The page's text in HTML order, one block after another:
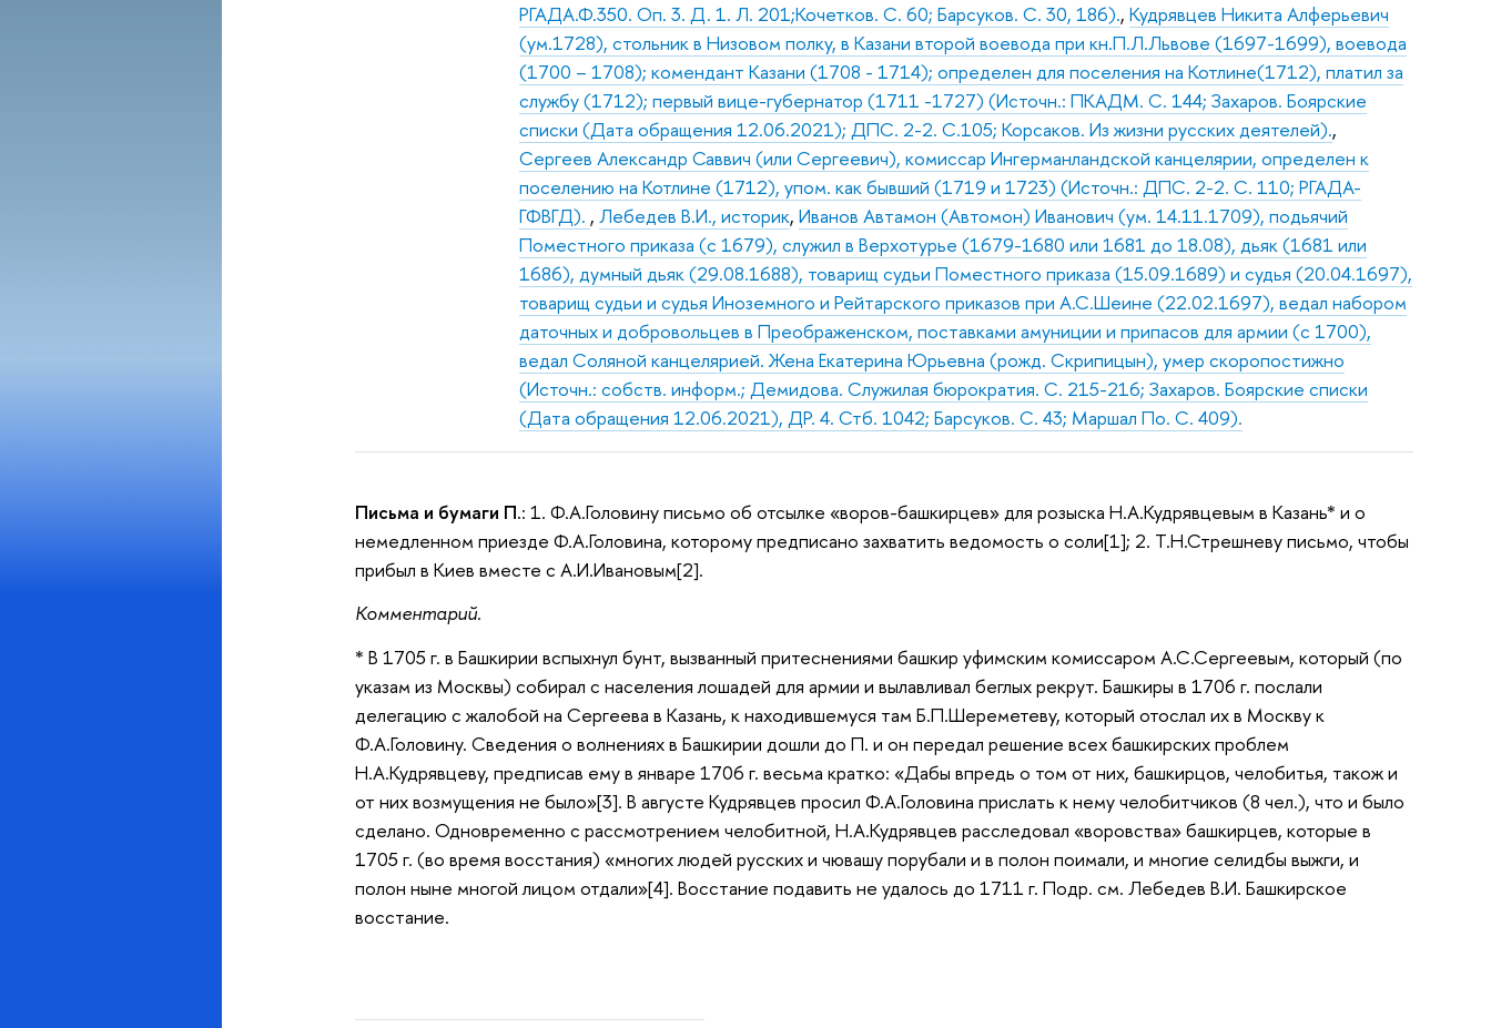
РГАДА.Ф.350. Оп. 3. Д. 1. Л. 201;Кочетков. С. 60; Барсуков. С. 30, 186).,Кудрявцев Никита Алферьевич
(ум.1728), стольник в Низовом полку, в Казани второй воевода при кн.П.Л.Львове (1697-1699), воевода
(1700 – 1708); комендант Казани (1708 - 1714); определен для поселения на Котлине(1712), платил за
службу (1712); первый вице-губернатор (1711 -1727) (Источн.: ПКАДМ. С. 144; Захаров. Боярские
списки (Дата обращения 12.06.2021); ДПС. 2-2. С.105; Корсаков. Из жизни русских деятелей).,
Сергеев Александр Саввич (или Сергеевич), комиссар Ингерманландской канцелярии, определен к
поселению на Котлине (1712), упом. как бывший (1719 и 1723) (Источн.: ДПС. 2-2. С. 110; РГАДА-
ГФВГД). ,Лебедев В.И., историк,Иванов Автамон (Автомон) Иванович (ум. 14.11.1709), подьячий
Поместного приказа (с 1679), служил в Верхотурье (1679-1680 или 1681 до 18.08), дьяк (1681 или
1686), думный дьяк (29.08.1688), товарищ судьи Поместного приказа (15.09.1689) и судья (20.04.1697),
товарищ судьи и судья Иноземного и Рейтарского приказов при А.С.Шеине (22.02.1697), ведал набором
даточных и добровольцев в Преображенском, поставками амуниции и припасов для армии (с 1700),
ведал Соляной канцелярией. Жена Екатерина Юрьевна (рожд. Скрипицын), умер скоропостижно
(Источн.: собств. информ.; Демидова. Служилая бюрократия. С. 215-216; Захаров. Боярские списки
(Дата обращения 12.06.2021), ДР. 4. Стб. 1042; Барсуков. С. 43; Маршал По. С. 409).
Письма и бумаги П.: 1. Ф.А.Головину письмо об отсылке «воров-башкирцев» для розыска Н.А.Кудрявцевым в Казань* и о
немедленном приезде Ф.А.Головина, которому предписано захватить ведомость о соли[1]; 2. Т.Н.Стрешневу письмо, чтобы
прибыл в Киев вместе с А.И.Ивановым[2].
Комментарий.
* В 1705 г. в Башкирии вспыхнул бунт, вызванный притеснениями башкир уфимским комиссаром А.С.Сергеевым, который (по
указам из Москвы) собирал с населения лошадей для армии и вылавливал беглых рекрут. Башкиры в 1706 г. послали
делегацию с жалобой на Сергеева в Казань, к находившемуся там Б.П.Шереметеву, который отослал их в Москву к
Ф.А.Головину. Сведения о волнениях в Башкирии дошли до П. и он передал решение всех башкирских проблем
Н.А.Кудрявцеву, предписав ему в январе 1706 г. весьма кратко: «Дабы впредь о том от них, башкирцов, челобитья, також и
от них возмущения не было»[3]. В августе Кудрявцев просил Ф.А.Головина прислать к нему челобитчиков (8 чел.), что и было
сделано. Одновременно с рассмотрением челобитной, Н.А.Кудрявцев расследовал «воровства» башкирцев, которые в
1705 г. (во время восстания) «многих людей русских и чювашу порубали и в полон поимали, и многие селидбы выжги, и
полон ныне многой лицом отдали»[4]. Восстание подавить не удалось до 1711 г. Подр. см. Лебедев В.И. Башкирское
восстание.